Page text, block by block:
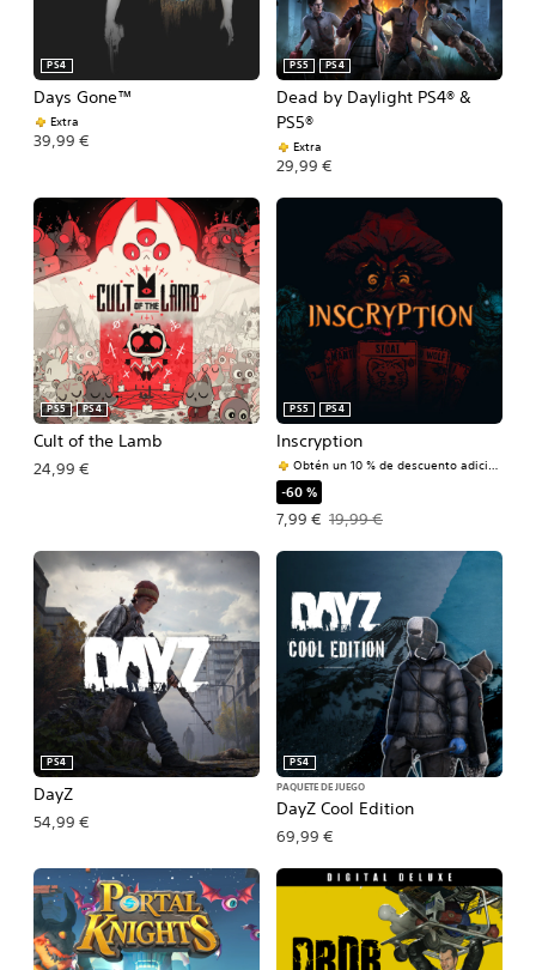
Days Gone™
PS4
Extra
39,99 €
Dead by Daylight PS4® &
PS5®
PS5 PS4
Extra
29,99 €
Cult of the Lamb
PS5 PS4
24,99 €
Inscryption
PS5 PS4
Obtén un 10 % de descuento adicional
-60 %
7,99 €
Precio de la oferta: 7,99 €. Precio
19,99 €
DayZ
PS4
54,99 €
DayZ Cool Edition
PS4
PAQUETE DE JUEGO
69,99 €